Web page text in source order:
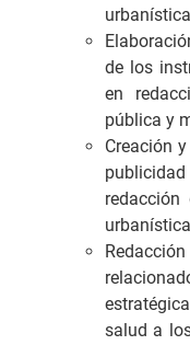
de los
en
pública y
Creación
salud a